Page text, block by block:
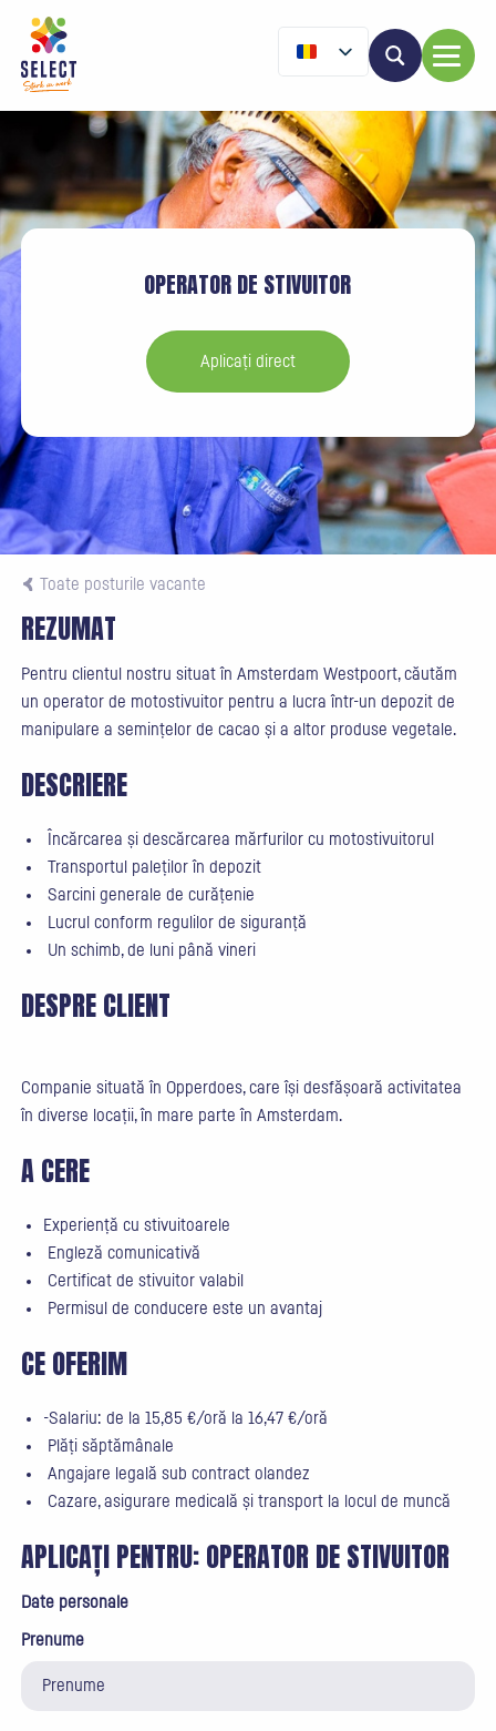
OPERATOR DE STIVUITOR
Aplicați direct
Toate posturile vacante
REZUMAT
Pentru clientul nostru situat în Amsterdam Westpoort, căutăm
un operator de motostivuitor pentru a lucra într-un depozit de
manipulare a semințelor de cacao și a altor produse vegetale.
DESCRIERE
Încărcarea și descărcarea mărfurilor cu motostivuitorul
Transportul paleților în depozit
Sarcini generale de curățenie
Lucrul conform regulilor de siguranță
Un schimb, de luni până vineri
DESPRE CLIENT
Companie situată în Opperdoes, care își desfășoară activitatea
în diverse locații, în mare parte în Amsterdam.
A CERE
Experiență cu stivuitoarele
Engleză comunicativă
Certificat de stivuitor valabil
Permisul de conducere este un avantaj
CE OFERIM
-Salariu: de la 15,85 €/oră la 16,47 €/oră
Plăți săptămânale
Angajare legală sub contract olandez
Cazare, asigurare medicală și transport la locul de muncă
APLICAȚI PENTRU:OPERATOR DE STIVUITOR
Date personale
Prenume